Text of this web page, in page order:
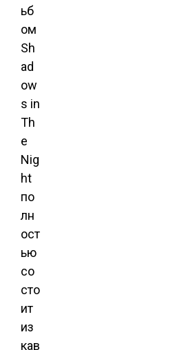
ьб
ом
Sh
ad
ow
s in
Th
e
Nig
ht
по
лн
ост
ью
со
сто
ит
из
кав